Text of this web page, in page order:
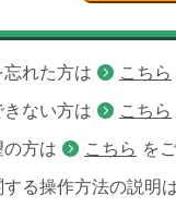
れた方は こちら
きない方は こちら
の方は こちら を
する操作方法の説明